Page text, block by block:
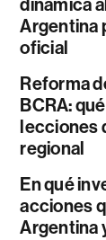
dinámica
Argentina
oficial
Reforma
BCRA:
lecciones
regional
En qué
acciones
Argentina